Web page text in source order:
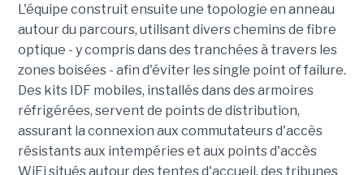
L'équipe construit ensuite une topologie en anneau
autour du parcours, utilisant divers chemins de fibre
optique - y compris dans des tranchées à travers les
zones boisées - afin d'éviter les single point of failure.
Des kits IDF mobiles, installés dans des armoires
réfrigérées, servent de points de distribution,
assurant la connexion aux commutateurs d'accès
résistants aux intempéries et aux points d'accès
WiFi situés autour des tentes d'accueil, des tribunes